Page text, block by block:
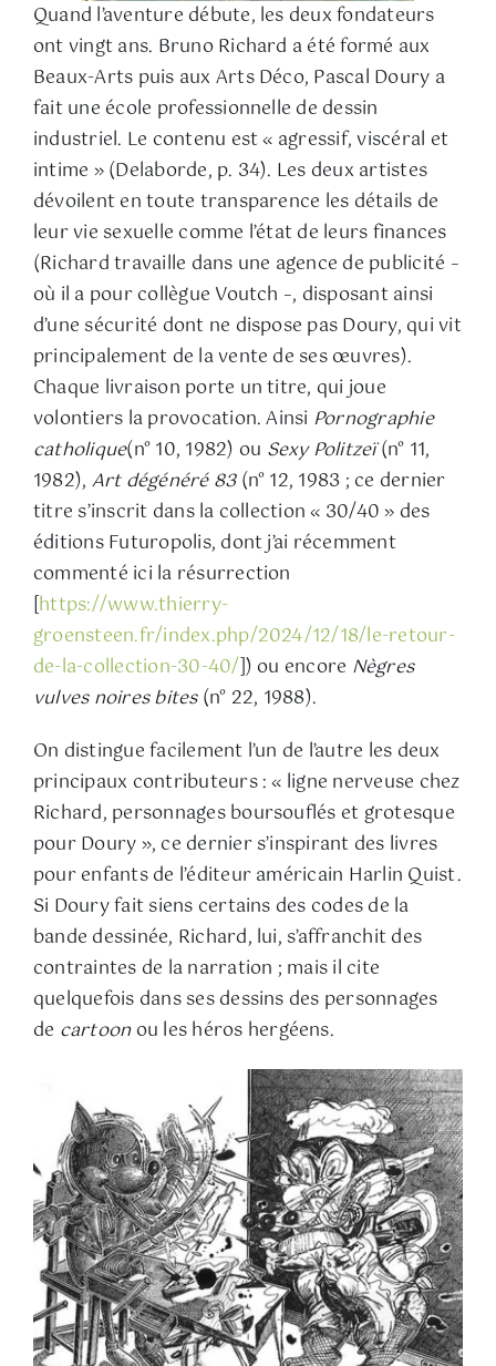
Quand l’aventure débute, les deux fondateurs
ont vingt ans. Bruno Richard a été formé aux
Beaux-Arts puis aux Arts Déco, Pascal Doury a
fait une école professionnelle de dessin
industriel. Le contenu est « agressif, viscéral et
intime » (Delaborde, p. 34). Les deux artistes
dévoilent en toute transparence les détails de
leur vie sexuelle comme l’état de leurs finances
(Richard travaille dans une agence de publicité –
où il a pour collègue Voutch –, disposant ainsi
d’une sécurité dont ne dispose pas Doury, qui vit
principalement de la vente de ses œuvres).
Chaque livraison porte un titre, qui joue
volontiers la provocation. Ainsi Pornographie
catholique(n° 10, 1982) ou Sexy Politzeï(n° 11,
1982), Art dégénéré 83(n° 12, 1983 ; ce dernier
titre s’inscrit dans la collection « 30/40 » des
éditions Futuropolis, dont j’ai récemment
commenté ici la résurrection
[https://www.thierry-
groensteen.fr/index.php/2024/12/18/le-retour-
de-la-collection-30-40/]) ou encore Nègres
vulves noires bites(n° 22, 1988).
On distingue facilement l’un de l’autre les deux
principaux contributeurs : « ligne nerveuse chez
Richard, personnages boursouflés et grotesque
pour Doury », ce dernier s’inspirant des livres
pour enfants de l’éditeur américain Harlin Quist.
Si Doury fait siens certains des codes de la
bande dessinée, Richard, lui, s’affranchit des
contraintes de la narration ; mais il cite
quelquefois dans ses dessins des personnages
de cartoonou les héros hergéens.